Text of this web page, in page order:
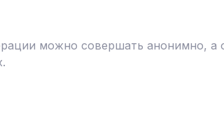
можно совершать анонимно, а